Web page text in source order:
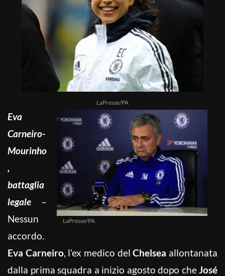
LaPresse/PA
LaPresse/PA
Eva
Carneiro-
Mourinho
,
battaglia
legale
–
Nessun
accordo.
Eva Carneiro, l’ex medico delChelsea allontanata
dalla prima squadra a inizio agosto dopo cheJosé